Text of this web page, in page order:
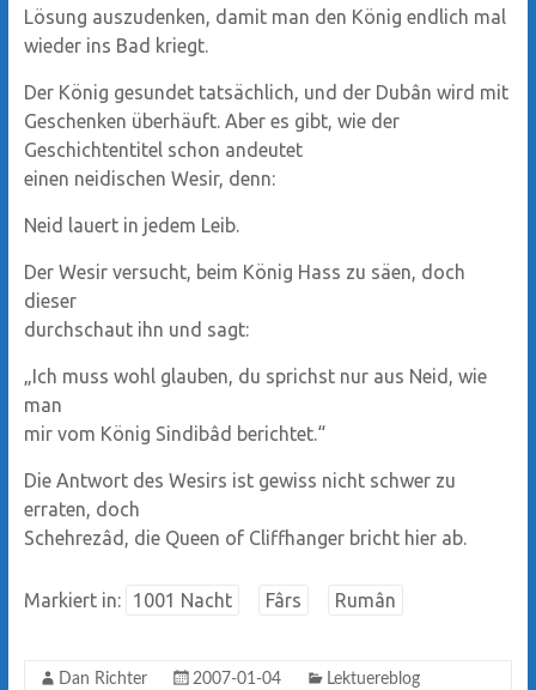
Lösung auszudenken, damit man den König endlich mal
wieder ins Bad kriegt.
Der König gesundet tatsächlich, und der Dubân wird mit
Geschenken überhäuft. Aber es gibt, wie der
Geschichtentitel schon andeutet
einen neidischen Wesir, denn:
Neid lauert in jedem Leib.
Der Wesir versucht, beim König Hass zu säen, doch
dieser
durchschaut ihn und sagt:
„Ich muss wohl glauben, du sprichst nur aus Neid, wie
man
mir vom König Sindibâd berichtet.“
Die Antwort des Wesirs ist gewiss nicht schwer zu
erraten, doch
Schehrezâd, die Queen of Cliffhanger bricht hier ab.
Markiert in: 1001 Nacht Fârs Rumân
Dan Richter 2007-01-04 Lektuereblog